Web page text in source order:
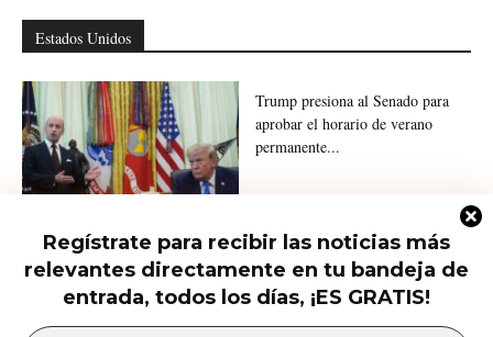
Regístrate para recibir las noticias más
relevantes directamente en tu bandeja de
entrada, todos los días, ¡ES GRATIS!
Estados Unidos
Trump firma nuevas órdenes para
restringir la ciudadanía por
nacimiento
Trump presiona al Senado para
aprobar el horario de verano
permanente...